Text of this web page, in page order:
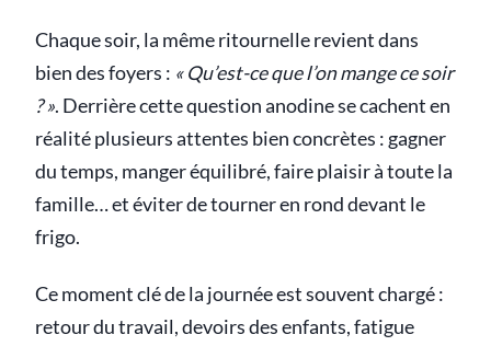
Chaque soir, la même ritournelle revient dans
bien des foyers : « Qu’est-ce que l’on mange ce soir
? ». Derrière cette question anodine se cachent en
réalité plusieurs attentes bien concrètes : gagner
du temps, manger équilibré, faire plaisir à toute la
famille… et éviter de tourner en rond devant le
frigo.
Ce moment clé de la journée est souvent chargé :
retour du travail, devoirs des enfants, fatigue